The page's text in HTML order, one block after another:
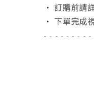
• 訂購前請
• 下單完成
- - - - - - - -